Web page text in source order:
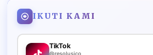
IKUTI KAMI
TikTok
@resolusico